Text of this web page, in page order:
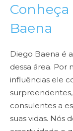
Baena
Diego Baena é
dessa área. Por
influências ele
consulentes a
suas vidas. Nós